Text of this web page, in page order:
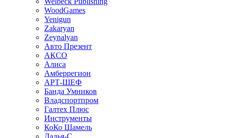
WoodGames
Yenigun
Zakaryan
Zeynalyan
Авто Презент
АКСО
Алиса
Амберрегион
АРТ-ШЕФ
Банда Умников
Владспортпром
Галтех Плюс
Инструменты
КоКо Шамель
Ладья-С